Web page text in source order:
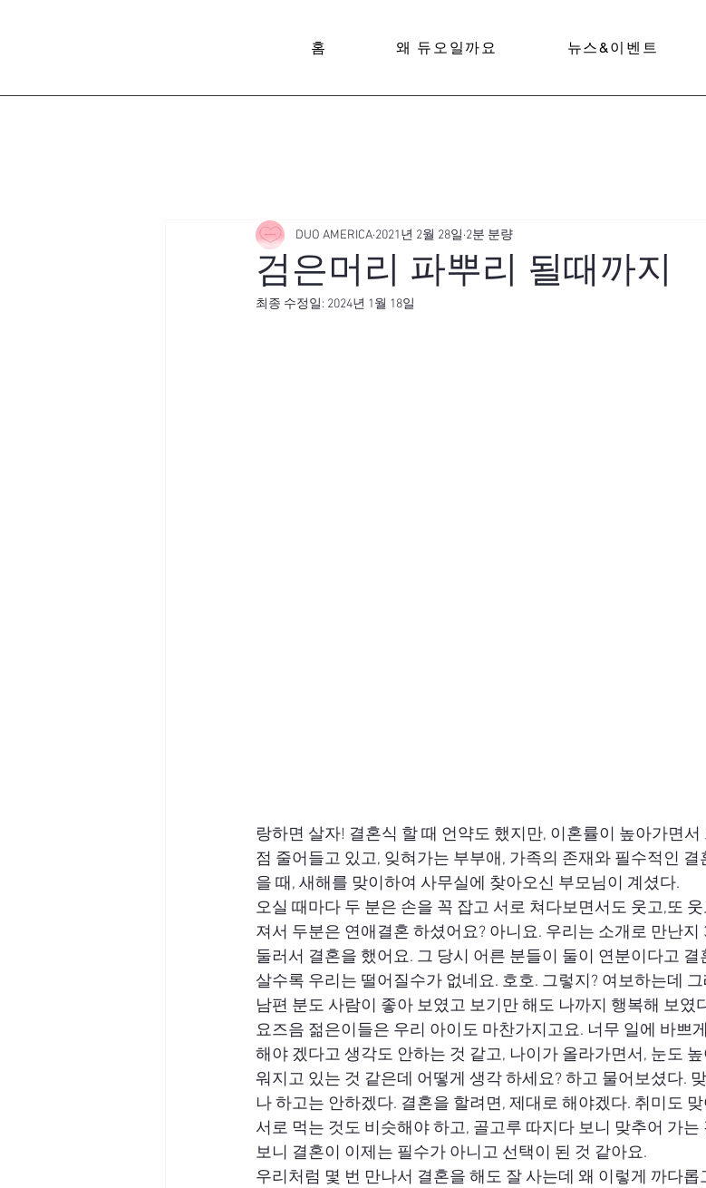
홈 왜 듀오일까요 뉴스&이벤트
검은머리 파뿌리 될때까지
DUO AMERICA 2021년 2월 28일 2분 분량
최종 수정일: 2024년 1월 18일
랑하면 살자! 결혼식 할 때 언약도 했지만, 이혼률이 높아가면
점 줄어들고 있고, 잊혀가는 부부애, 가족의 존재와 필수적인
을 때, 새해를 맞이하여 사무실에 찾아오신 부모님이 계셨다.
오실 때마다 두 분은 손을 꼭 잡고 서로 쳐다보면서도 웃고,또
져서 두분은 연애결혼 하셨어요? 아니요. 우리는 소개로 만난지
둘러서 결혼을 했어요. 그 당시 어른 분들이 둘이 연분이다고
살수록 우리는 떨어질수가 없네요. 호호. 그렇지? 여보하는데
남편 분도 사람이 좋아 보였고 보기만 해도 나까지 행복해 보였
요즈음 젊은이들은 우리 아이도 마찬가지고요. 너무 일에 바쁘
해야 겠다고 생각도 안하는 것 같고, 나이가 올라가면서, 눈도
워지고 있는 것 같은데 어떻게 생각 하세요? 하고 물어보셨다.
나 하고는 안하겠다. 결혼을 할려면, 제대로 해야겠다. 취미도
서로 먹는 것도 비슷해야 하고, 골고루 따지다 보니 맞추어 가
보니 결혼이 이제는 필수가 아니고 선택이 된 것 같아요.
우리처럼 몇 번 만나서 결혼을 해도 잘 사는데 왜 이렇게 까다